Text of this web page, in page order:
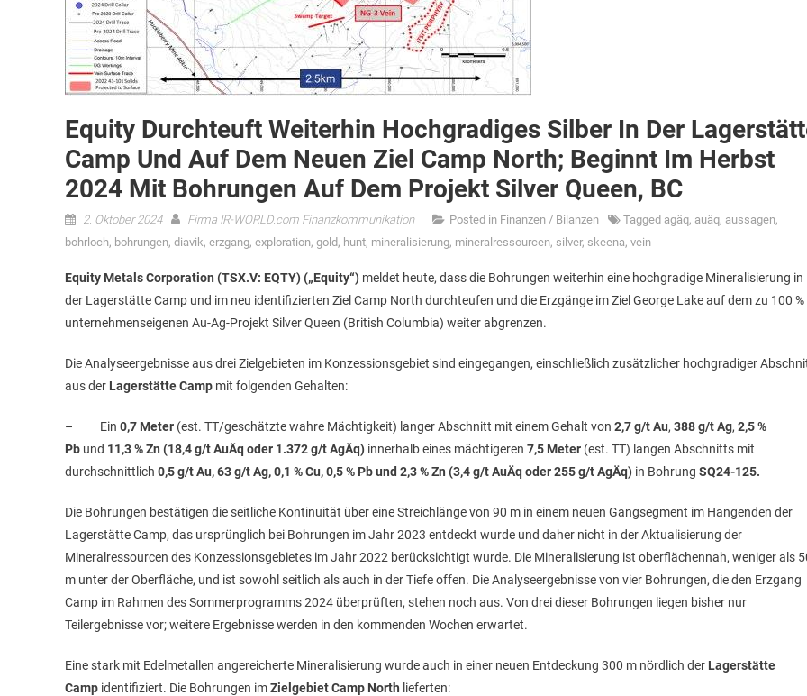
Equity Durchteuft Weiterhin Hochgradiges Silber In Der
Camp Und Auf Dem Neuen Ziel Camp North; Beginnt Im Herbst
2024 Mit Bohrungen Auf Dem Projekt Silver Queen, BC
2. Oktober 2024 Firma IR-WORLD.com Finanzkommunikation Posted in Finanzen / Bilanzen Tagged agäq, auäq, aussagen,
bohrloch, bohrungen, diavik, erzgang, exploration, gold , hunt, mineralisierung, mineralressourcen, silver, skeena, vein
Equity Metals Corporation (TSX.V: EQTY) („Equity“) meldet heute, dass die Bohrungen weiterhin eine hochgradige Mineralisierung in
der Lagerstätte Camp und im neu identifizierten Ziel Camp North durchteufen und die Erzgänge im Ziel George Lake auf dem zu 100 %
unternehmenseigenen Au-Ag-Projekt Silver Queen (British Columbia) weiter abgrenzen.
Die Analyseergebnisse aus drei Zielgebieten im Konzessionsgebiet sind eingegangen, einschließlich zusätzlicher hochgradiger
aus der Lagerstätte Camp mit folgenden Gehalten:
– Ein 0,7 Meter (est. TT/geschätzte wahre Mächtigkeit) langer Abschnitt mit einem Gehalt von 2,7 g/t Au, 388 g/t Ag, 2,5 %
Pb und 11,3 % Zn (18,4 g/t AuÄq oder 1.372 g/t AgÄq) innerhalb eines mächtigeren 7,5 Meter (est. TT) langen Abschnitts mit
durchschnittlich 0,5 g/t Au, 63 g/t Ag, 0,1 % Cu, 0,5 % Pb und 2,3 % Zn (3,4 g/t AuÄq oder 255 g/t AgÄq) in Bohrung SQ24-125.
Die Bohrungen bestätigen die seitliche Kontinuität über eine Streichlänge von 90 m in einem neuen Gangsegment im Hangenden der
Lagerstätte Camp, das ursprünglich bei Bohrungen im Jahr 2023 entdeckt wurde und daher nicht in der Aktualisierung der
Mineralressourcen des Konzessionsgebietes im Jahr 2022 berücksichtigt wurde. Die Mineralisierung ist oberflächennah, weniger als
m unter der Oberfläche, und ist sowohl seitlich als auch in der Tiefe offen. Die Analyseergebnisse von vier Bohrungen, die den Erzgang
Camp im Rahmen des Sommerprogramms 2024 überprüften, stehen noch aus. Von drei dieser Bohrungen liegen bisher nur
Teilergebnisse vor; weitere Ergebnisse werden in den kommenden Wochen erwartet.
Eine stark mit Edelmetallen angereicherte Mineralisierung wurde auch in einer neuen Entdeckung 300 m nördlich der Lagerstätte
Camp identifiziert. Die Bohrungen imZielgebiet Camp North lieferten: